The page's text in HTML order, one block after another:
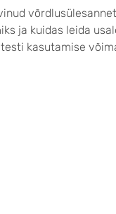
ja kuidas leida
kasutamise